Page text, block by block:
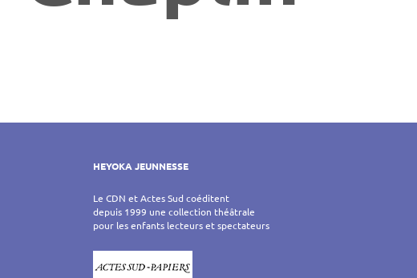
HEYOKA JEUNNESSE
Le CDN et Actes Sud coéditent
depuis 1999 une collection théâtrale
pour les enfants lecteurs et spectateurs